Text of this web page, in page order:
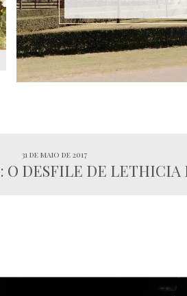
31 de maio de 2017
O DESFILE DE